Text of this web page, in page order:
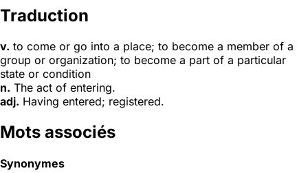
Traduction
v. to come or go into a place; to become a member of a
group or organization; to become a part of a particular
state or condition
n. The act of entering.
adj. Having entered; registered.
Mots associés
Synonymes